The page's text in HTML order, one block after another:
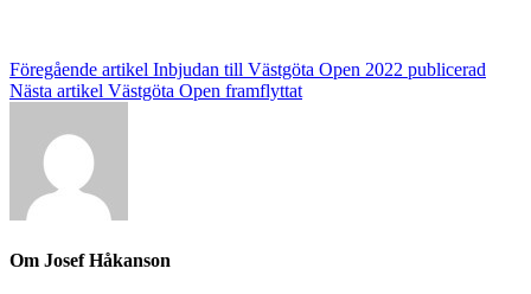
Inläggsnavigering
Föregående artikel Inbjudan till Västgöta Open 2022 publicerad
Nästa artikel Västgöta Open framflyttat
Om Josef Håkanson